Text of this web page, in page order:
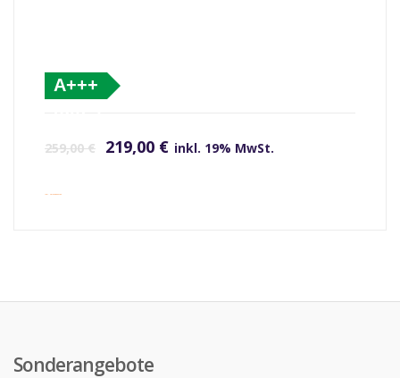
A+++
259,00€ 219,00 € inkl. 19% MwSt.
inkl. Versandkosten
Sonderangebote